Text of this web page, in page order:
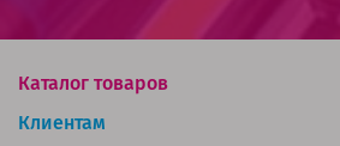
Каталог товаров
Клиентам